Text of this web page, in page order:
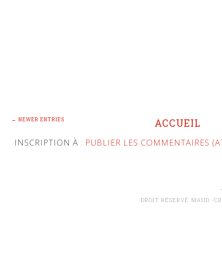
← NEWER ENTRIES ACCUEIL
INSCRIPTION À : PUBLIER LES COMMENTAIRES
DROIT RÉSERVÉ MAUD -